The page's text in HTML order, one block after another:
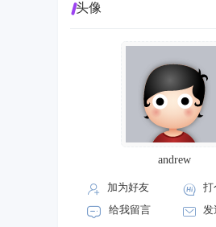
头像
andrew
加为好友
打
给我留言
发